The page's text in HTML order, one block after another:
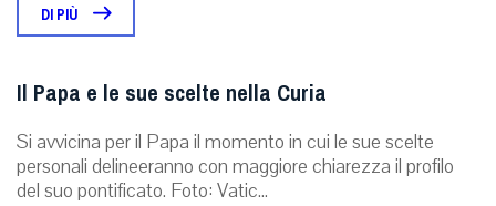
DI PIÙ
Il Papa e le sue scelte nella Curia
Si avvicina per il Papa il momento in cui le sue scelte
personali delineeranno con maggiore chiarezza il profilo
del suo pontificato. Foto: Vatic...